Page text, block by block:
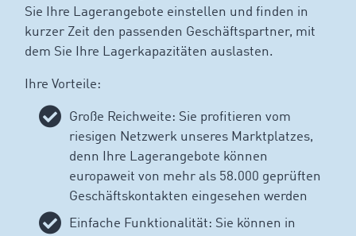
Sie Ihre Lagerangebote einstellen und finden in
kurzer Zeit den passenden Geschäftspartner, mit
dem Sie Ihre Lagerkapazitäten auslasten.
Ihre Vorteile:
Große Reichweite: Sie profitieren vom
riesigen Netzwerk unseres Marktplatzes,
denn Ihre Lagerangebote können
europaweit von mehr als 58.000 geprüften
Geschäftskontakten eingesehen werden
Einfache Funktionalität: Sie können in